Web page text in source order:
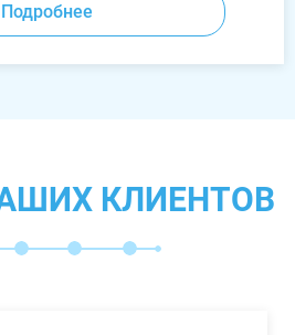
Подробнее
КЛИЕНТОВ